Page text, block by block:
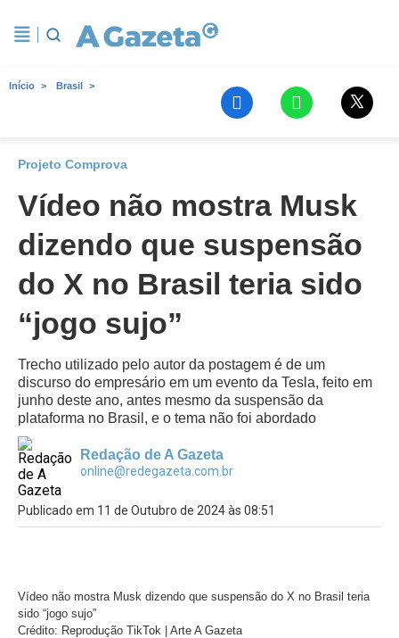
Início Brasil
Projeto Comprova
Vídeo não mostra Musk
dizendo que suspensão
do X no Brasil teria sido
“jogo sujo”
Trecho utilizado pelo autor da postagem é de um
discurso do empresário em um evento da Tesla, feito em
junho deste ano, antes mesmo da suspensão da
plataforma no Brasil, e o tema não foi abordado
Redação de A Gazeta
online@redegazeta.com.br
Publicado em 11 de Outubro de 2024 às 08:51
Vídeo não mostra Musk dizendo que suspensão do X no Brasil teria
sido “jogo sujo”
Crédito: Reprodução TikTok | Arte A Gazeta